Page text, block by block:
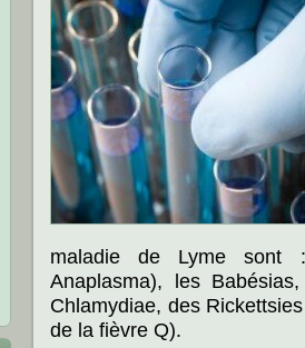
maladie de Lyme sont
Anaplasma), les
Chlamydiae, des
de la fièvre Q).